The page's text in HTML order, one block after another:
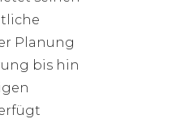
Planung
bis hin